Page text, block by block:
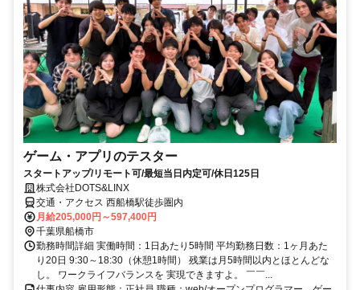
ゲーム・アプリのテスター
スタートアップ/リモート可/最短当日内定可/休日125日
株式会社DOTS&LINX
交通・アクセス 西船橋駅徒歩圏内
月給205,000円～597,400円
千葉県船橋市
勤務時間詳細 実働時間：1日あたり5時間 平均勤務日数：1ヶ月あた
り20日 9:30～18:30（休憩1時間） 残業は月5時間以内とほとんどな
し。 ワークライフバランスを 実現できますよ。 ￣￣...